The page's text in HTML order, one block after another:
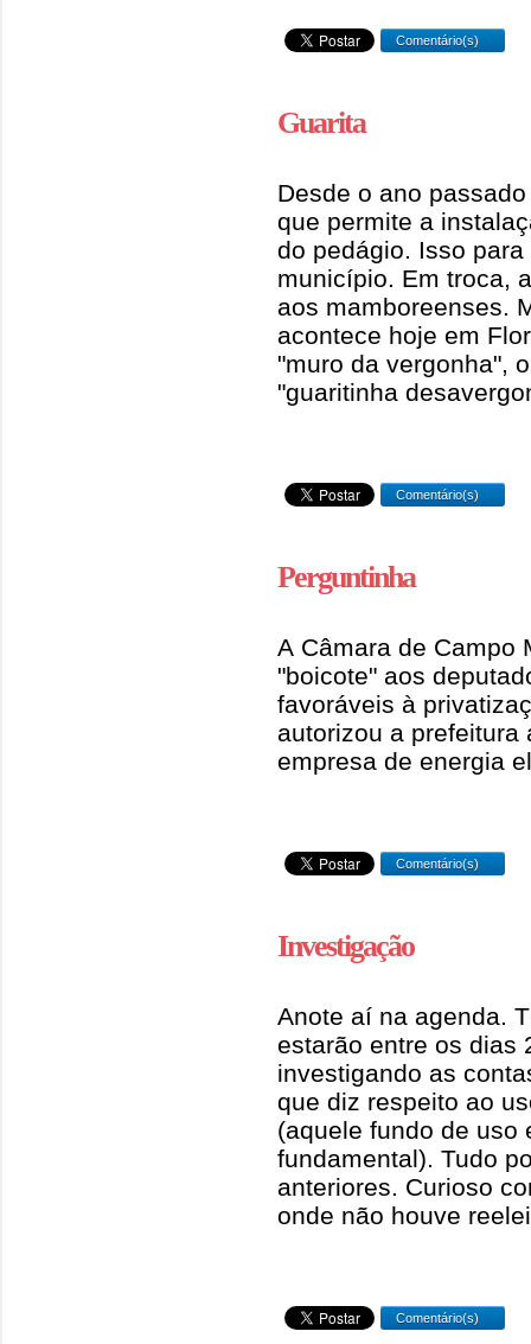
Comentário(s)
Guarita
Desde o ano
que permite a
do pedágio. Isso
município. Em troca,
aos mamboreenses.
acontece hoje em
"muro da vergonha",
"guaritinha
Comentário(s)
Perguntinha
A Câmara de Campo
"boicote" aos
favoráveis à
autorizou a prefeitura
empresa de energia
Comentário(s)
Investigação
Anote aí na agenda.
estarão entre os dias
investigando as
que diz respeito ao
(aquele fundo de uso
fundamental). Tudo
anteriores. Curioso
onde não houve
Comentário(s)